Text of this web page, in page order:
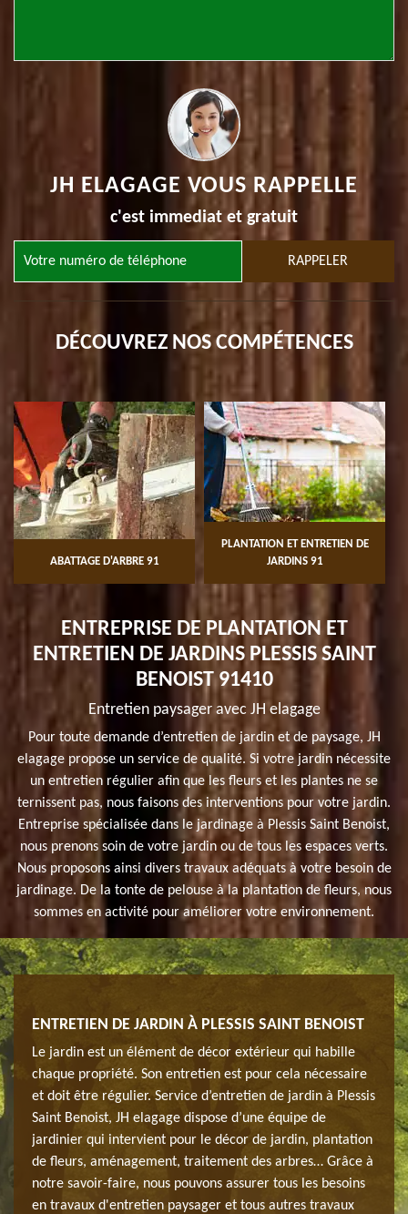
JH ELAGAGE VOUS RAPPELLE
c'est immediat et gratuit
DÉCOUVREZ NOS COMPÉTENCES
ABATTAGE D'ARBRE 91
PLANTATION ET ENTRETIEN DE
JARDINS 91
ENTREPRISE DE PLANTATION ET
ENTRETIEN DE JARDINS PLESSIS SAINT
BENOIST 91410
Entretien paysager avec JH elagage
Pour toute demande d’entretien de jardin et de paysage, JH
elagage propose un service de qualité. Si votre jardin nécessite
un entretien régulier afin que les fleurs et les plantes ne se
ternissent pas, nous faisons des interventions pour votre jardin.
Entreprise spécialisée dans le jardinage à Plessis Saint Benoist,
nous prenons soin de votre jardin ou de tous les espaces verts.
Nous proposons ainsi divers travaux adéquats à votre besoin de
jardinage. De la tonte de pelouse à la plantation de fleurs, nous
sommes en activité pour améliorer votre environnement.
ENTRETIEN DE JARDIN À PLESSIS SAINT BENOIST
Le jardin est un élément de décor extérieur qui habille
chaque propriété. Son entretien est pour cela nécessaire
et doit être régulier. Service d’entretien de jardin à Plessis
Saint Benoist, JH elagage dispose d’une équipe de
jardinier qui intervient pour le décor de jardin, plantation
de fleurs, aménagement, traitement des arbres… Grâce à
notre savoir-faire, nous pouvons assurer tous les besoins
en travaux d'entretien paysager et tous autres travaux